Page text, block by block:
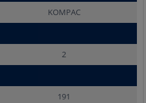
KOMPAC
2
191